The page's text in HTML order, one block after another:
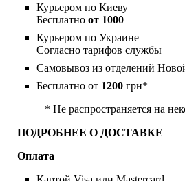
Курьером по Киеву
Бесплатно от 1000
Курьером по Украине
Согласно тарифов службы
Самовывоз из отделений
Бесплатно от 1200 грн*
* Не распространяется на
ПОДРОБНЕЕ О ДОСТАВКЕ
Оплата